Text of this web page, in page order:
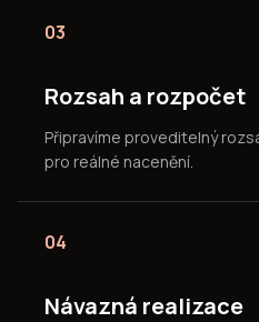
03
Rozsah a rozpočet
Připravíme proveditelný
pro reálné nacenění.
04
Návazná realizace